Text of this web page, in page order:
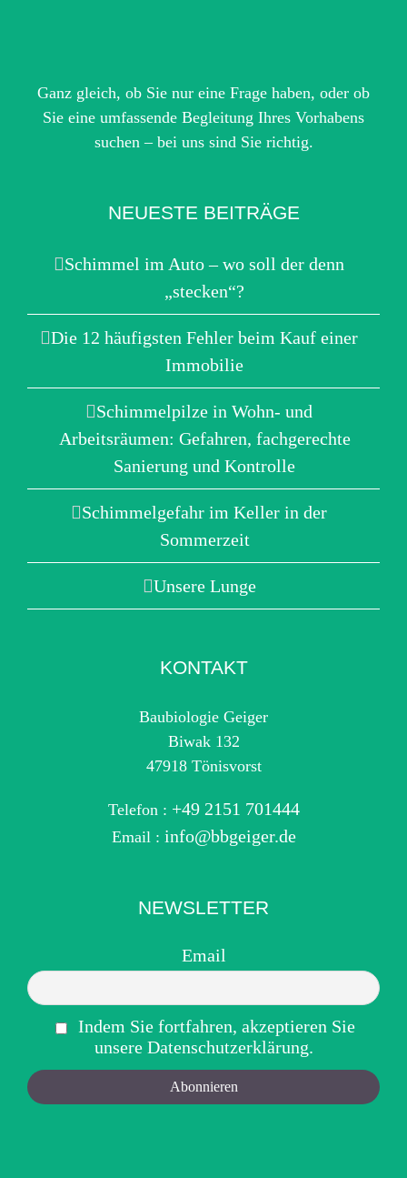
Ganz gleich, ob Sie nur eine Frage haben, oder ob
Sie eine umfassende Begleitung Ihres Vorhabens
suchen – bei uns sind Sie richtig.
NEUESTE BEITRÄGE
Schimmel im Auto – wo soll der denn
„stecken“?
Die 12 häufigsten Fehler beim Kauf einer
Immobilie
Schimmelpilze in Wohn- und
Arbeitsräumen: Gefahren, fachgerechte
Sanierung und Kontrolle
Schimmelgefahr im Keller in der
Sommerzeit
Unsere Lunge
KONTAKT
Baubiologie Geiger
Biwak 132
47918 Tönisvorst
Telefon : +49 2151 701444
Email : info@bbgeiger.de
NEWSLETTER
Email
Indem Sie fortfahren, akzeptieren Sie
unsere Datenschutzerklärung.